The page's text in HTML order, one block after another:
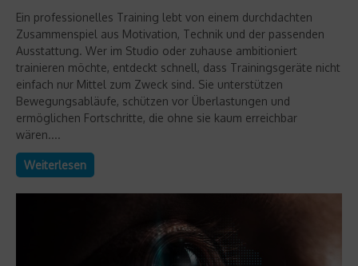
Ein professionelles Training lebt von einem durchdachten
Zusammenspiel aus Motivation, Technik und der passenden
Ausstattung. Wer im Studio oder zuhause ambitioniert
trainieren möchte, entdeckt schnell, dass Trainingsgeräte nicht
einfach nur Mittel zum Zweck sind. Sie unterstützen
Bewegungsabläufe, schützen vor Überlastungen und
ermöglichen Fortschritte, die ohne sie kaum erreichbar
wären....
Weiterlesen